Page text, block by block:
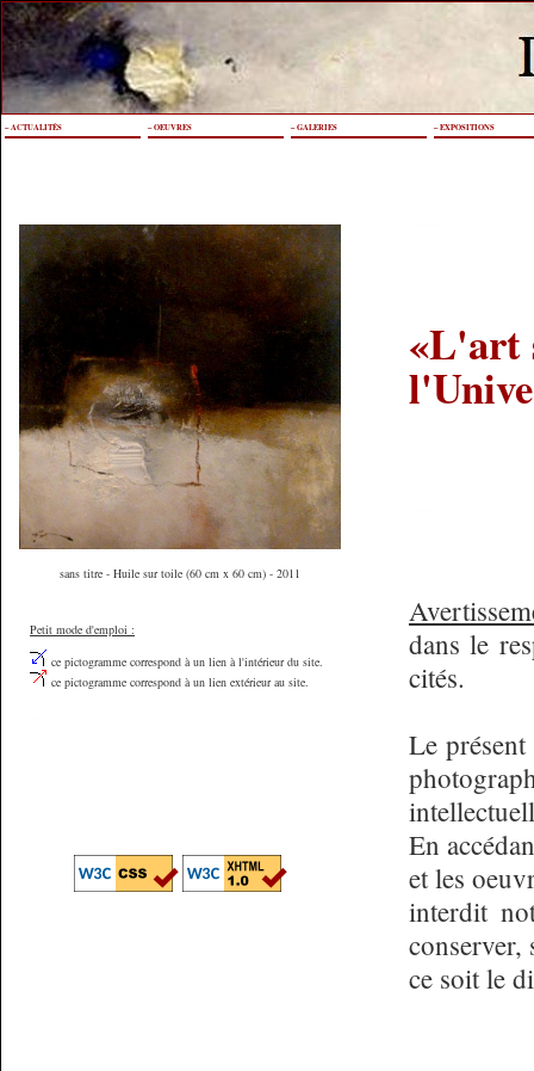
– ACTUALITÉS – OEUVRES – GALERIES – EXPOSITIONS
sans titre - Huile sur toile (60 cm x 60 cm) - 2011
Petit mode d'emploi :
ce pictogramme correspond à un lien à l'intérieur du site.
ce pictogramme correspond à un lien extérieur au site.
«L'art
dans le
cités.
Le
En
et les
interdit
ce soit le